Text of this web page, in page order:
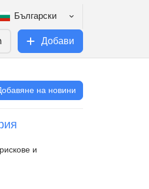
Български
Добави
на новини
и